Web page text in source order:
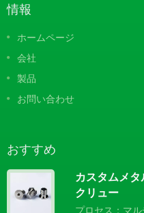
情報
ホームページ
会社
製品
お問い合わせ
おすすめ
カスタムメ
クリュー
プロセス：マ